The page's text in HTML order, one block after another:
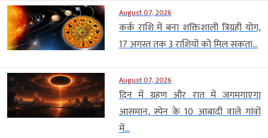
August 07, 2026
कर्क राशि में बना शक्तिशाली त्रिग्रही योग,
17 अगस्त तक 3 राशियों को मिल सकता...
August 07, 2026
दिन में ग्रहण और रात में जगमगाएगा
आसमान, स्पेन के 10 आबादी वाले गांवों
में...